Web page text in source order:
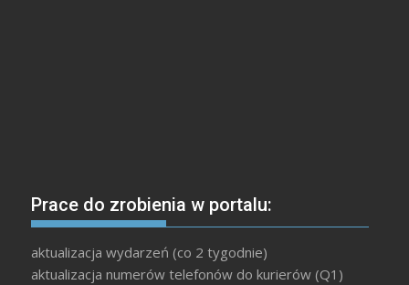
Prace do zrobienia w portalu:
aktualizacja wydarzeń (co 2 tygodnie)
aktualizacja numerów telefonów do kurierów (Q1)